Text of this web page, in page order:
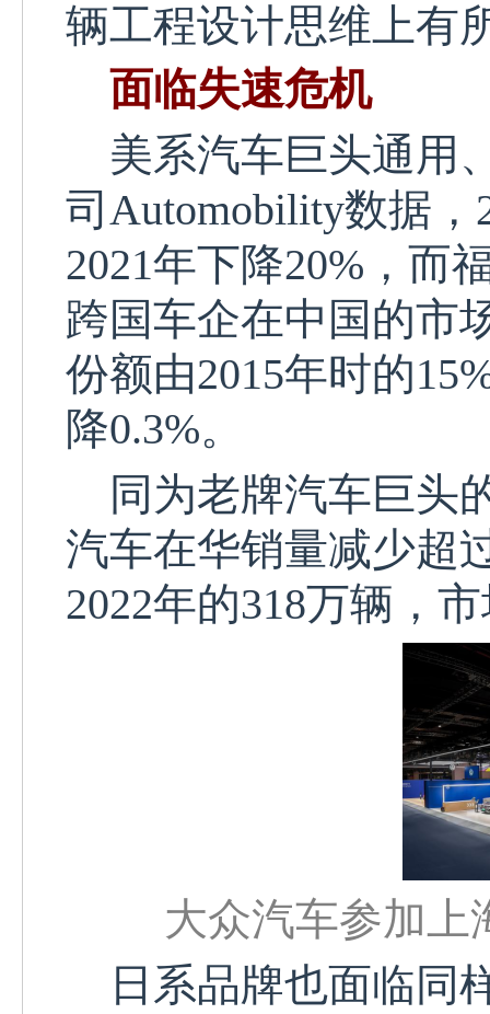
辆工程设计思维上有
面临失速危机
美系汽车巨头通用
司 Automobility数据
2021年下降20%，而
跨国车企在中国的市
份额由2015年时的
降0.3%。
同为老牌汽车巨头
汽车在华销量减少超
2022年的318万辆，
大众汽车参加
日系品牌也面临同